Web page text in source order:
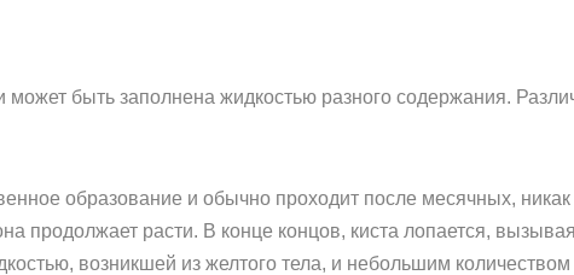
может быть заполнена жидкостью разного содержания.
образование и обычно проходит после месячных,
продолжает расти. В конце концов, киста лопается,
возникшей из желтого тела, и небольшим